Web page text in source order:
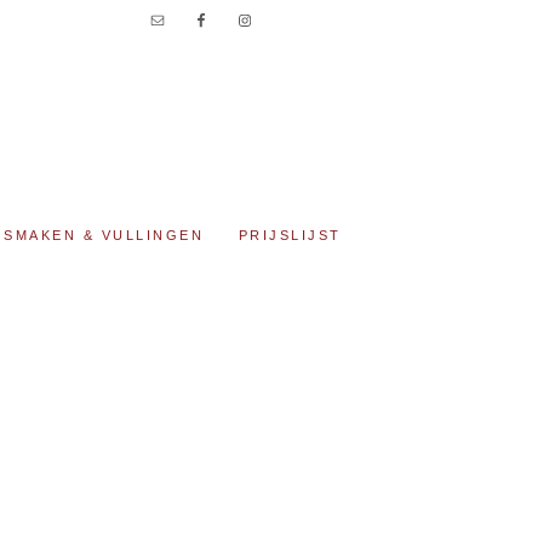
SMAKEN & VULLINGEN PRIJSLIJST